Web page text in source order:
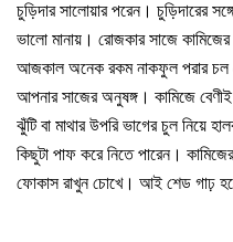
চুড়িদার সালোয়ার পরেন। চুড়িদারের
ভালো মানায়। রোজকার সাজে
আজকাল অনেক রকম নাকফুল পরার চল
আপনার সাজের অনুষঙ্গ। কামিজে
ঝুঁটি বা মাথার উপরি ভাগের চুল নিয়ে
কিছুটা পাফ করে নিতে পারেন।
ফোকাস রাখুন চোখে। আই শেড গাঢ়